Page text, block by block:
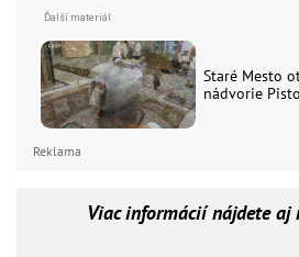
Staré Mesto
nádvorie
Reklama
Viac informácií nájdete aj